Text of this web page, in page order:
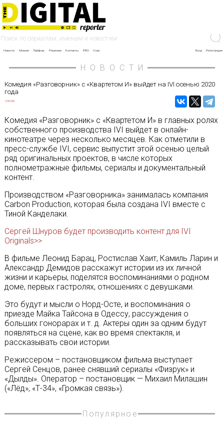
Новости Мнение Лайфхак Рецензии Контакты PRO О нас Вход Регистрация
НОВОСТИ
Комедия «Разговорник» с «Квартетом И» выйдет на IVI осенью 2020
года
19/06/2020
Комедия «Разговорник» с «Квартетом И» в главных ролях
собственного производства IVI выйдет в онлайн-
кинотеатре через несколько месяцев. Как отметили в
пресс-службе IVI, сервис выпустит этой осенью целый
ряд оригинальных проектов, в числе которых
полнометражные фильмы, сериалы и документальный
контент.
Производством «Разговорника» занималась компания
Carbon Production, которая была создана IVI вместе с
Тиной Канделаки.
Сергей Шнуров будет производить контент для IVI
Originals>>
В фильме Леонид Барац, Ростислав Хаит, Камиль Ларин и
Александр Демидов расскажут истории из их личной
жизни и карьеры, поделятся воспоминаниями о родном
доме, первых гастролях, отношениях с девушками.
Это будут и мысли о Норд-Осте, и воспоминания о
приезде Майка Тайсона в Одессу, рассуждения о
больших гонорарах и т. д. Актеры один за одним будут
появляться на сцене, как во время спектакля, и
рассказывать свои истории.
Режиссером – постановщиком фильма выступает
Сергей Сенцов, ранее снявший сериалы «Физрук» и
«Дылды». Оператор – постановщик — Михаил Милашин
(«Лёд», «Т-34», «Громкая связь»).
Популярное